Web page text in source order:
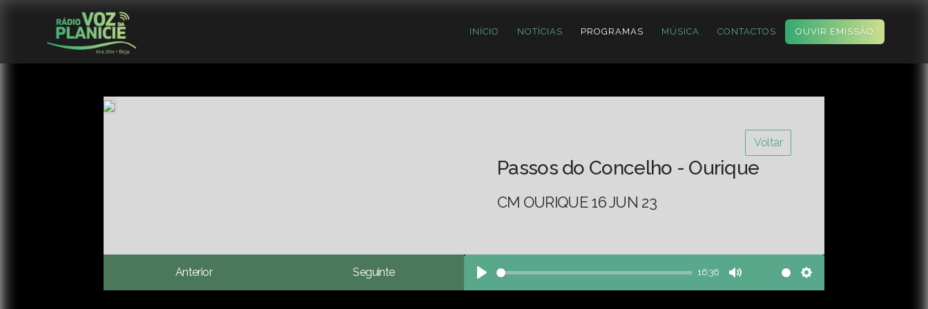
INÍCIO NOTÍCIAS PROGRAMAS MÚSICA CONTACTOS OUVIR EMISSÃO
Voltar
Passos do Concelho - Ourique
CM OURIQUE 16 JUN 23
Anterior Seguinte
Play
16:36
Mute Settings